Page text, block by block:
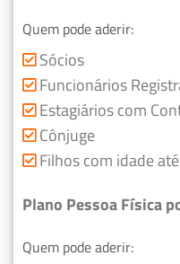
Quem pode aderir:
Sócios
Funcionários
Estagiários com
Cônjuge
Filhos com idade
Plano Pessoa Física
Quem pode aderir: